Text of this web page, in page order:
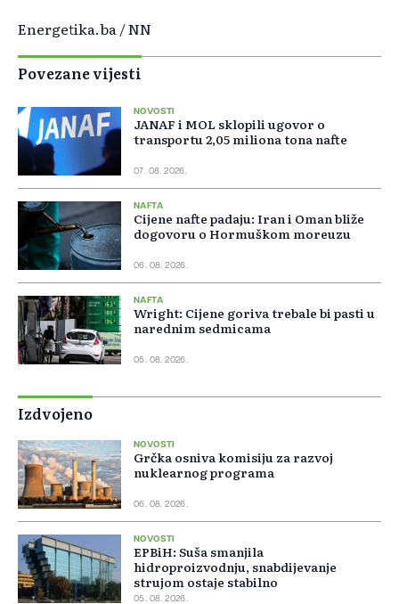
Energetika.ba / NN
Povezane vijesti
NOVOSTI
JANAF i MOL sklopili ugovor o
transportu 2,05 miliona tona nafte
07. 08. 2026.
NAFTA
Cijene nafte padaju: Iran i Oman bliže
dogovoru o Hormuškom moreuzu
06. 08. 2026.
NAFTA
Wright: Cijene goriva trebale bi pasti u
narednim sedmicama
05. 08. 2026.
Izdvojeno
NOVOSTI
Grčka osniva komisiju za razvoj
nuklearnog programa
06. 08. 2026.
NOVOSTI
EPBiH: Suša smanjila
hidroproizvodnju, snabdijevanje
strujom ostaje stabilno
05. 08. 2026.